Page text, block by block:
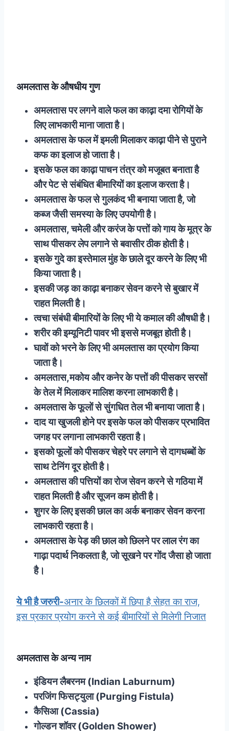
अमलतास के औषधीय गुण
अमलतास पर लगने वाले फल का काढ़ा दमा रोगियों के
लिए लाभकारी माना जाता है।
अमलतास के फल में इमली मिलाकर काढ़ा पीने से पुराने
कफ का इलाज हो जाता है।
इसके फल का काढ़ा पाचन तंत्र को मजूबत बनाता है
और पेट से संबंधित बीमारियों का इलाज करता है।
अमलतास के फल से गुलकंद भी बनाया जाता है, जो
कब्ज जैसी समस्या के लिए उपयोगी है।
अमलतास, चमेली और करंज के पत्तों को गाय के मूत्र के
साथ पीसकर लेप लगाने से बवासीर ठीक होती है।
इसके गुदे का इस्तेमाल मुंह के छाले दूर करने के लिए भी
किया जाता है।
इसकी जड़ का काढ़ा बनाकर सेवन करने से बुखार में
राहत मिलती है।
त्वचा संबंधी बीमारियों के लिए भी ये कमाल की औषधी है।
शरीर की इम्यूनिटी पावर भी इससे मजबूत होती है।
घावों को भरने के लिए भी अमलतास का प्रयोग किया
जाता है।
अमलतास,मकोय और कनेर के पत्तों की पीसकर सरसों
के तेल में मिलाकर मालिश करना लाभकारी है।
अमलतास के फूलों से सुंगधित तेल भी बनाया जाता है।
दाद या खुजली होने पर इसके फल को पीसकर प्रभावित
जगह पर लगाना लाभकारी रहता है।
इसको फूलों को पीसकर चेहरे पर लगाने से दागधब्बों के
साथ टेनिंग दूर होती है।
अमलतास की पत्तियों का रोज सेवन करने से गठिया में
राहत मिलती है और सूजन कम होती है।
शुगर के लिए इसकी छाल का अर्क बनाकर सेवन करना
लाभकारी रहता है।
अमलतास के पेड़ की छाल को छिलने पर लाल रंग का
गाढ़ा पदार्थ निकलता है, जो सूखने पर गोंद जैसा हो जाता
है।
ये भी है जरुरी-अनार के छिलकों में छिपा है सेहत का राज,
इस प्रकार प्रयोग करने से कई बीमारियों से मिलेगी निजात
अमलतास के अन्य नाम
इंडियन लैबरनम (Indian Laburnum)
परजिंग फिसट्युला (Purging Fistula)
कैसिआ (Cassia)
गोल्डन शॉवर (Golden Shower)